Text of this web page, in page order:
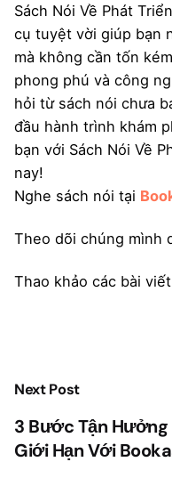
Sách Nói Về Phát
cụ tuyệt vời giúp bạn
mà không cần tốn
phong phú và công
hỏi từ sách nói chưa
đầu hành trình khám
bạn với Sách Nói Về
nay!
Nghe sách nói tại
Theo dõi chúng mình
Thao khảo các bài
Next Post
3 Bước Tận Hưởng
Giới Hạn Với